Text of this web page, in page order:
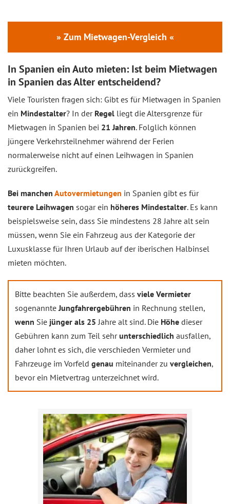
» Zum Mietwagen-Vergleich «
In Spanien ein Auto mieten: Ist beim Mietwagen
in Spanien das Alter entscheidend?
Viele Touristen fragen sich: Gibt es für Mietwagen in Spanien
ein Mindestalter? In der Regel liegt die Altersgrenze für
Mietwagen in Spanien bei 21 Jahren. Folglich können
jüngere Verkehrsteilnehmer während der Ferien
normalerweise nicht auf einen Leihwagen in Spanien
zurückgreifen.
Bei manchen Autovermietungen in Spanien gibt es für
teurere Leihwagen sogar ein höheres Mindestalter. Es kann
beispielsweise sein, dass Sie mindestens 28 Jahre alt sein
müssen, wenn Sie ein Fahrzeug aus der Kategorie der
Luxusklasse für Ihren Urlaub auf der iberischen Halbinsel
mieten möchten.
Bitte beachten Sie außerdem, dass viele Vermieter
sogenannte Jungfahrergebühren in Rechnung stellen,
wenn Sie jünger als 25 Jahre alt sind. Die Höhe dieser
Gebühren kann zum Teil sehrunterschiedlich ausfallen,
daher lohnt es sich, die verschieden Vermieter und
Fahrzeuge im Vorfeld genau miteinander zu vergleichen,
bevor ein Mietvertrag unterzeichnet wird.